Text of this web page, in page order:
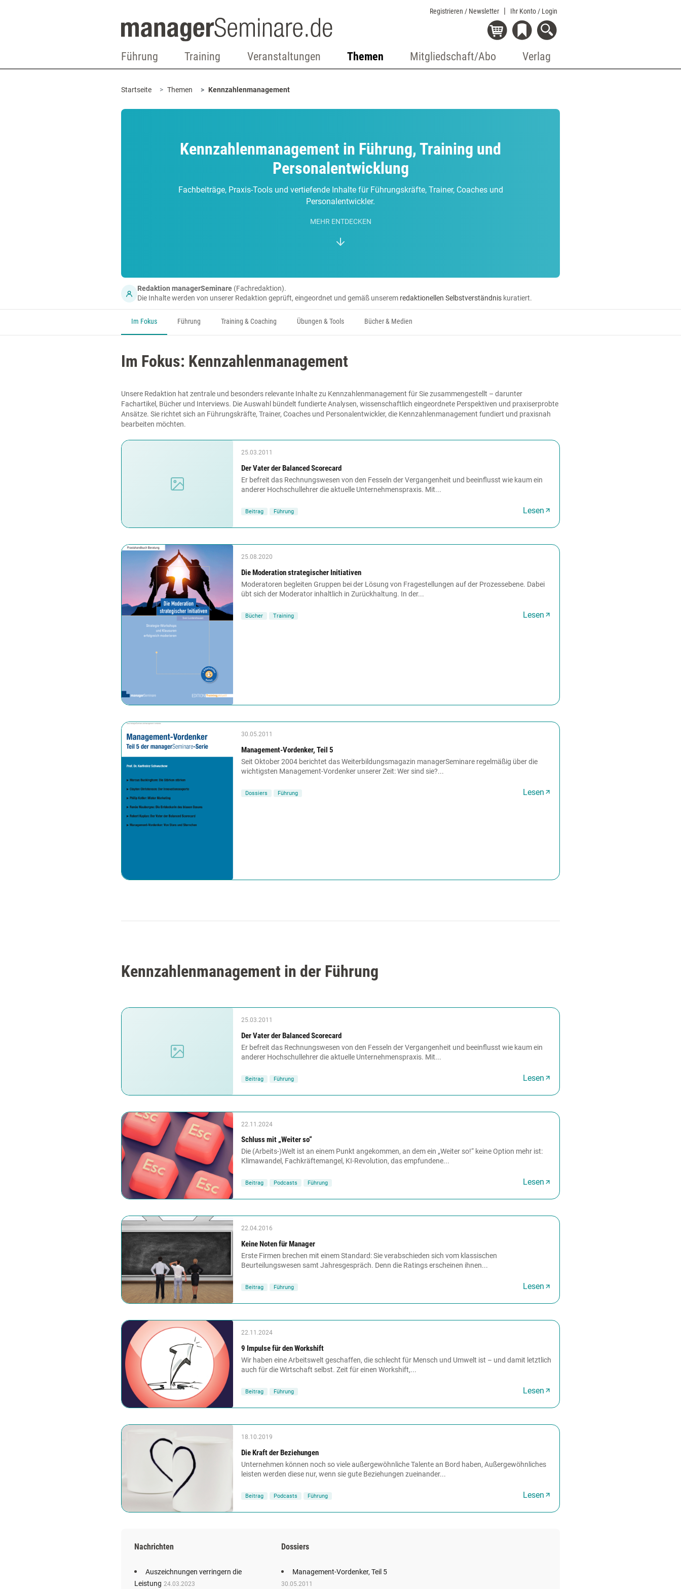
Registrieren / Newsletter Ihr Konto / Login
Führung Training Veranstaltungen Themen Mitgliedschaft/Abo Verlag
Startseite Themen Kennzahlenmanagement
Kennzahlenmanagement in Führung, Training und
Personalentwicklung
Fachbeiträge, Praxis-Tools und vertiefende Inhalte für Führungskräfte, Trainer, Coaches und
Personalentwickler.
MEHR ENTDECKEN
Redaktion managerSeminare (Fachredaktion).
Die Inhalte werden von unserer Redaktion geprüft, eingeordnet und gemäß unserem redaktionellen Selbstverständnis kuratiert.
Im Fokus Führung Training & Coaching Übungen & Tools Bücher & Medien
Im Fokus: Kennzahlenmanagement
Unsere Redaktion hat zentrale und besonders relevante Inhalte zu Kennzahlenmanagement für Sie zusammengestellt – darunter
Fachartikel, Bücher und Interviews. Die Auswahl bündelt fundierte Analysen, wissenschaftlich eingeordnete Perspektiven und praxiserprobte
Ansätze. Sie richtet sich an Führungskräfte, Trainer, Coaches und Personalentwickler, die Kennzahlenmanagement fundiert und praxisnah
bearbeiten möchten.
25.03.2011
Der Vater der Balanced Scorecard
Er befreit das Rechnungswesen von den Fesseln der Vergangenheit und beeinflusst wie kaum ein
anderer Hochschullehrer die aktuelle Unternehmenspraxis. Mit...
Beitrag Führung Lesen
25.08.2020
Die Moderation strategischer Initiativen
Moderatoren begleiten Gruppen bei der Lösung von Fragestellungen auf der Prozessebene. Dabei
übt sich der Moderator inhaltlich in Zurückhaltung. In der...
Bücher Training Lesen
30.05.2011
Management-Vordenker, Teil 5
Seit Oktober 2004 berichtet das Weiterbildungsmagazin managerSeminare regelmäßig über die
wichtigsten Management-Vordenker unserer Zeit: Wer sind sie?...
Dossiers Führung Lesen
Kennzahlenmanagement in der Führung
25.03.2011
Der Vater der Balanced Scorecard
Er befreit das Rechnungswesen von den Fesseln der Vergangenheit und beeinflusst wie kaum ein
anderer Hochschullehrer die aktuelle Unternehmenspraxis. Mit...
Beitrag Führung Lesen
22.11.2024
Schluss mit „Weiter so“
Die (Arbeits-)Welt ist an einem Punkt angekommen, an dem ein „Weiter so!“ keine Option mehr ist:
Klimawandel, Fachkräftemangel, KI-Revolution, das empfundene...
Beitrag Podcasts Führung Lesen
22.04.2016
Keine Noten für Manager
Erste Firmen brechen mit einem Standard: Sie verabschieden sich vom klassischen
Beurteilungswesen samt Jahresgespräch. Denn die Ratings erscheinen ihnen...
Beitrag Führung Lesen
22.11.2024
9 Impulse für den Workshift
Wir haben eine Arbeitswelt geschaffen, die schlecht für Mensch und Umwelt ist – und damit letztlich
auch für die Wirtschaft selbst. Zeit für einen Workshift,...
Beitrag Führung Lesen
18.10.2019
Die Kraft der ­Beziehungen
Unternehmen können noch so viele außergewöhnliche Talente an Bord haben, Außergewöhnliches
leisten werden diese nur, wenn sie gute Beziehungen zueinander...
Beitrag Podcasts Führung Lesen
Nachrichten
Auszeichnungen verringern die
Leistung 24.03.2023
Dossiers
Management-Vordenker, Teil 5
30.05.2011